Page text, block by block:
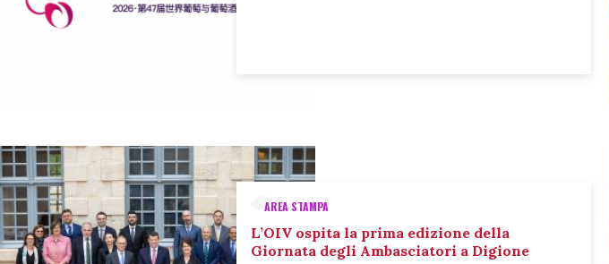
AREA STAMPA
L’OIV ospita la prima edizione della
Giornata degli Ambasciatori a Digione